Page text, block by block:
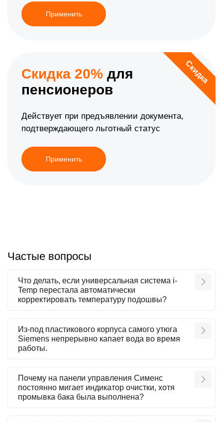
Применить
Скидка
Скидка 20% для
пенсионеров
Действует при предъявлении документа,
подтверждающего льготный статус
Применить
Частые вопросы
Что делать, если универсальная система i-
Temp перестала автоматически
корректировать температуру подошвы?
Из-под пластикового корпуса самого утюга
Siemens непрерывно капает вода во время
работы.
Почему на панели управления Сименс
постоянно мигает индикатор очистки, хотя
промывка бака была выполнена?